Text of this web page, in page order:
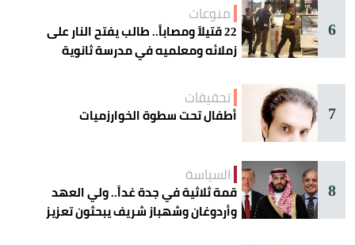
6
منوعات
22 قتيلاً ومصاباً.. طالب يفتح النار على
زملائه ومعلميه في مدرسة ثانوية
7
تحقيقات
أطفال تحت سطوة الخوارزميات
8
السياسة
قمة ثلاثية في جدة غداً.. ولي العهد
وأردوغان وشهباز شريف يبحثون تعزيز